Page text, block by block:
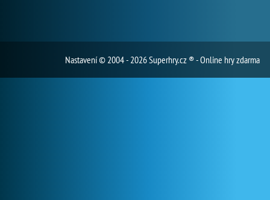
Nastavení© 2004 - 2026 Superhry.cz ® - Online hry zdarma